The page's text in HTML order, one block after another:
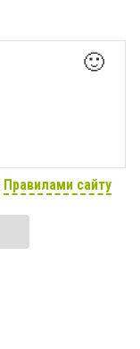
🙂
Правилами сайту